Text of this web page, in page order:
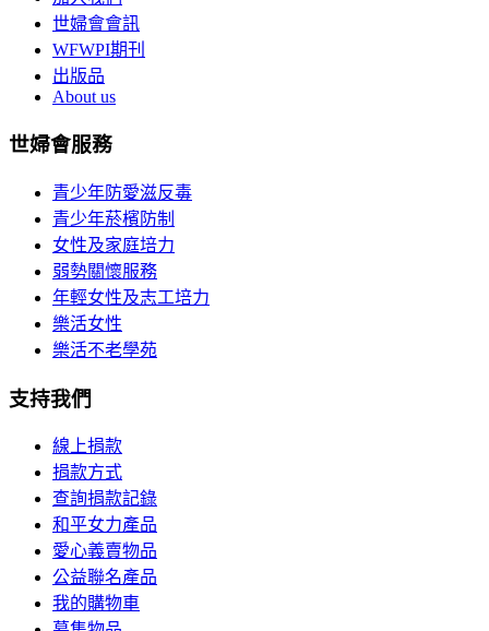
世婦會會訊
WFWPI期刊
出版品
About us
世婦會服務
青少年防愛滋反毒
青少年菸檳防制
女性及家庭培力
弱勢關懷服務
年輕女性及志工培力
樂活女性
樂活不老學苑
支持我們
線上捐款
捐款方式
查詢捐款記錄
和平女力產品
愛心義賣物品
公益聯名產品
我的購物車